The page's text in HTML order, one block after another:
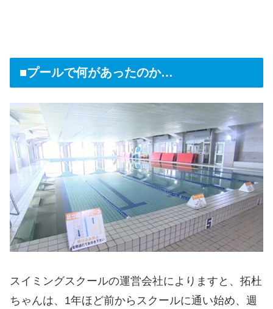
■プールで何があったのか…
スイミングスクールの運営会社によりますと、拓杜
ちゃんは、1年ほど前からスクールに通い始め、週